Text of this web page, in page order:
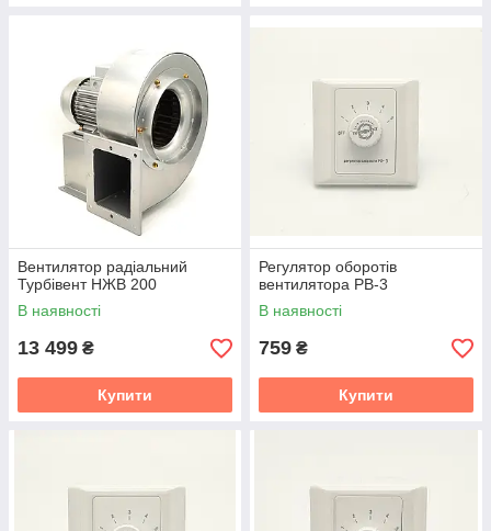
Вентилятор радіальний
Турбівент НЖВ 200
В наявності
13 499 ₴
Купити
Регулятор оборотів
вентилятора РВ-3
В наявності
759 ₴
Купити